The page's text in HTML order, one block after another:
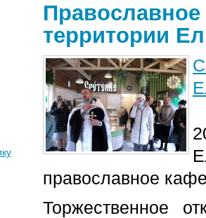
территории
православное
Торжественное